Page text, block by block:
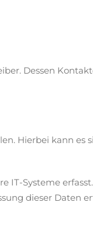
Dessen
Hierbei kann es
Systeme
dieser Daten